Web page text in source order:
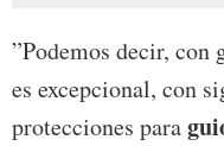
”Podemos decir, con
es excepcional, con
protecciones para